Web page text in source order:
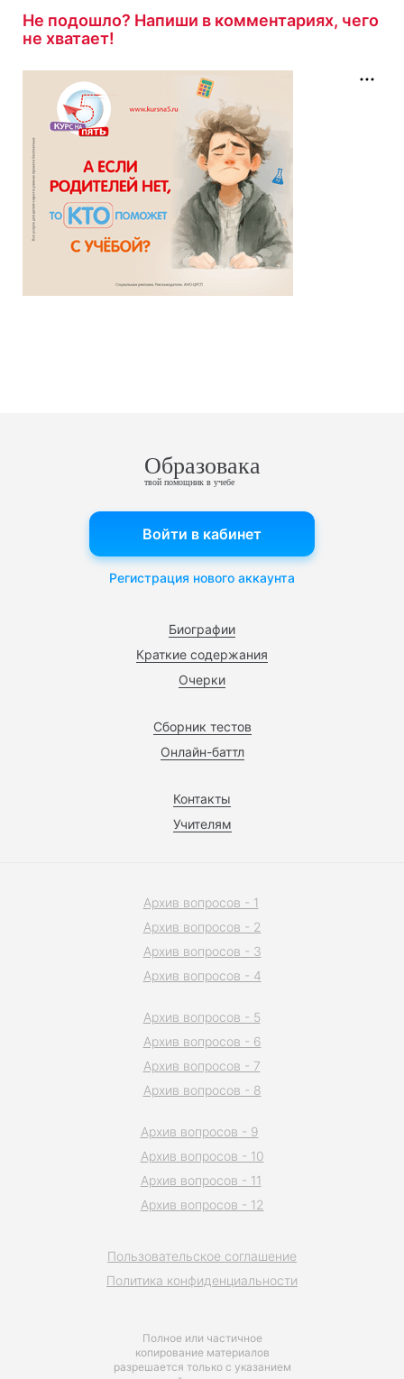
Не подошло? Напиши в комментариях, чего
не хватает!
Образовака
твой помощник в учебе
Биографии
Краткие содержания
Очерки
Сборник тестов
Онлайн-баттл
Контакты
Учителям
Войти в кабинет
Регистрация нового аккаунта
Полное или частичное
копирование материалов
разрешается только с указанием
Пользовательское соглашение
Политика конфиденциальности
Архив вопросов - 1
Архив вопросов - 2
Архив вопросов - 3
Архив вопросов - 4
Архив вопросов - 5
Архив вопросов - 6
Архив вопросов - 7
Архив вопросов - 8
Архив вопросов - 9
Архив вопросов - 10
Архив вопросов - 11
Архив вопросов - 12